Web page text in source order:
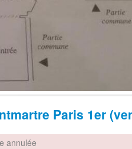
Paris 1er
annulée